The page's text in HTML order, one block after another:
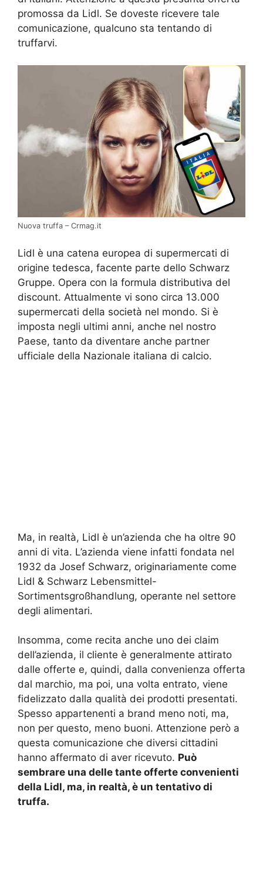
promossa da Lidl. Se doveste ricevere tale
comunicazione, qualcuno sta tentando di
truffarvi.
Nuova truffa – Crmag.it
Lidl è una catena europea di supermercati di
origine tedesca, facente parte dello Schwarz
Gruppe. Opera con la formula distributiva del
discount. Attualmente vi sono circa 13.000
supermercati della società nel mondo. Si è
imposta negli ultimi anni, anche nel nostro
Paese, tanto da diventare anche partner
ufficiale della Nazionale italiana di calcio.
Ma, in realtà, Lidl è un’azienda che ha oltre 90
anni di vita. L’azienda viene infatti fondata nel
1932 da Josef Schwarz, originariamente come
Lidl & Schwarz Lebensmittel-
Sortimentsgroßhandlung, operante nel settore
degli alimentari.
Insomma, come recita anche uno dei claim
dell’azienda, il cliente è generalmente attirato
dalle offerte e, quindi, dalla convenienza offerta
dal marchio, ma poi, una volta entrato, viene
fidelizzato dalla qualità dei prodotti presentati.
Spesso appartenenti a brand meno noti, ma,
non per questo, meno buoni. Attenzione però a
questa comunicazione che diversi cittadini
hanno affermato di aver ricevuto. Può
sembrare una delle tante offerte convenienti
della Lidl, ma, in realtà, è un tentativo di
truffa.